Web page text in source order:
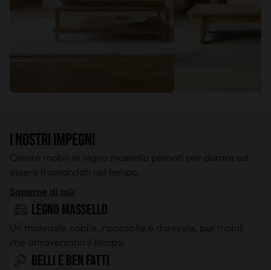
I nostri impegni
Creare mobili in legno massello pensati per durare ed
essere tramandati nel tempo.
Saperne di più
legno massello
Un materiale nobile, riparabile e durevole, per mobili
che attraversano il tempo.
Belli e ben fatti